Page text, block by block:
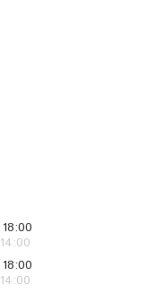
18:00
14:00
18:00
14:00